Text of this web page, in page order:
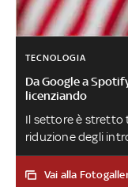
TECNOLOGIA
Da Google a
licenziando
Il settore è stretto
riduzione degli
che soffiano su
del 2022 e l'inizio
Vai alla